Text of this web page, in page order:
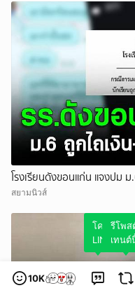
โรงเรียนดังขอนแก่น แจงปม
สยามนิวส์
10K
โควตมุม
LINE
รีโพ
เทนต์